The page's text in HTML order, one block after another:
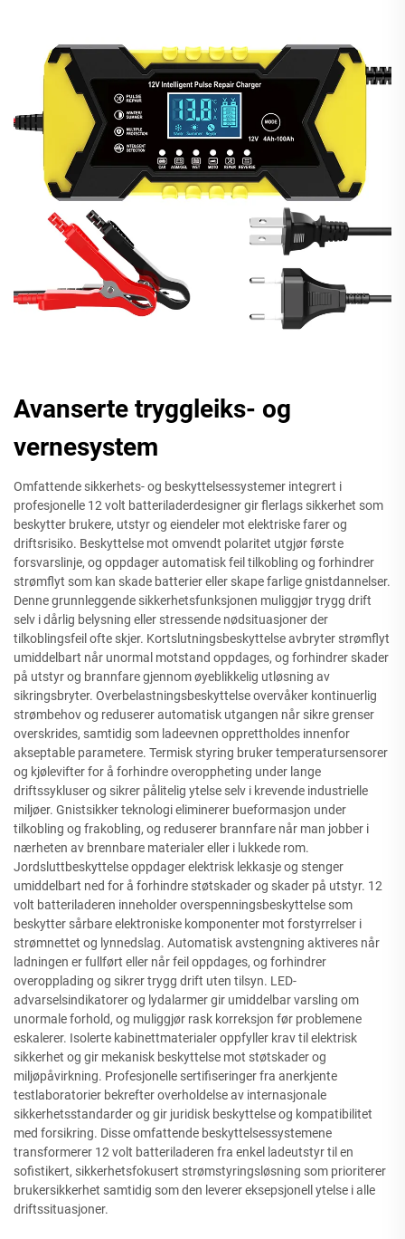
Avanserte tryggleiks- og
vernesystem
Omfattende sikkerhets- og beskyttelsessystemer integrert i
profesjonelle 12 volt batteriladerdesigner gir flerlags sikkerhet som
beskytter brukere, utstyr og eiendeler mot elektriske farer og
driftsrisiko. Beskyttelse mot omvendt polaritet utgjør første
forsvarslinje, og oppdager automatisk feil tilkobling og forhindrer
strømflyt som kan skade batterier eller skape farlige gnistdannelser.
Denne grunnleggende sikkerhetsfunksjonen muliggjør trygg drift
selv i dårlig belysning eller stressende nødsituasjoner der
tilkoblingsfeil ofte skjer. Kortslutningsbeskyttelse avbryter strømflyt
umiddelbart når unormal motstand oppdages, og forhindrer skader
på utstyr og brannfare gjennom øyeblikkelig utløsning av
sikringsbryter. Overbelastningsbeskyttelse overvåker kontinuerlig
strømbehov og reduserer automatisk utgangen når sikre grenser
overskrides, samtidig som ladeevnen opprettholdes innenfor
akseptable parametere. Termisk styring bruker temperatursensorer
og kjølevifter for å forhindre overoppheting under lange
driftssykluser og sikrer pålitelig ytelse selv i krevende industrielle
miljøer. Gnistsikker teknologi eliminerer bueformasjon under
tilkobling og frakobling, og reduserer brannfare når man jobber i
nærheten av brennbare materialer eller i lukkede rom.
Jordsluttbeskyttelse oppdager elektrisk lekkasje og stenger
umiddelbart ned for å forhindre støtskader og skader på utstyr. 12
volt batteriladeren inneholder overspenningsbeskyttelse som
beskytter sårbare elektroniske komponenter mot forstyrrelser i
strømnettet og lynnedslag. Automatisk avstengning aktiveres når
ladningen er fullført eller når feil oppdages, og forhindrer
overopplading og sikrer trygg drift uten tilsyn. LED-
advarselsindikatorer og lydalarmer gir umiddelbar varsling om
unormale forhold, og muliggjør rask korreksjon før problemene
eskalerer. Isolerte kabinettmaterialer oppfyller krav til elektrisk
sikkerhet og gir mekanisk beskyttelse mot støtskader og
miljøpåvirkning. Profesjonelle sertifiseringer fra anerkjente
testlaboratorier bekrefter overholdelse av internasjonale
sikkerhetsstandarder og gir juridisk beskyttelse og kompatibilitet
med forsikring. Disse omfattende beskyttelsessystemene
transformerer 12 volt batteriladeren fra enkel ladeutstyr til en
sofistikert, sikkerhetsfokusert strømstyringsløsning som prioriterer
brukersikkerhet samtidig som den leverer eksepsjonell ytelse i alle
driftssituasjoner.